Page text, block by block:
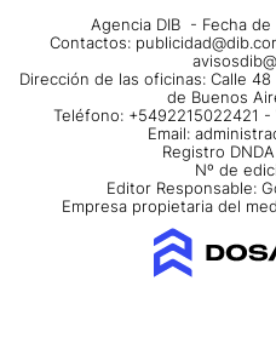
Agencia DIB - Fecha
Contactos:
Dirección de las oficinas: Calle
de Buenos
Teléfono: +5492215022421
Email:
Registro
Nº de
Editor Responsable:
Empresa propietaria del